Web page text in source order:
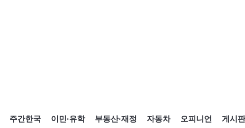
주간한국 이민·유학 부동산·재정 자동차 오피니언 게시판